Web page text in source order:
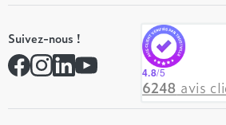
Nos engagements
Rejoindre notre réseau
Contactez-nous
André Renault
Simmons
Hôtel & Lodge
Suivez-nous !
4.8/5
6248 avis